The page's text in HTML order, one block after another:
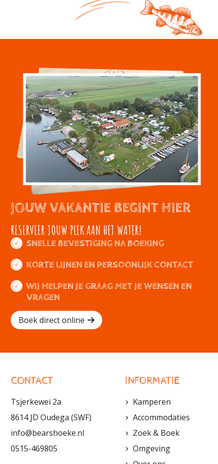
JOUW VAKANTIE BEGINT HIER
RESERVEER JOUW PLEK AAN HET WATER!
SNELLE BEVESTIGING NA BOEKING
KORTE LIJNEN EN PERSOONLIJK CONTACT
WIJ HELPEN JE GRAAG MET JE WENSEN EN
VRAGEN
Boek direct online
CONTACT
Tsjerkewei 2a
8614 JD Oudega (SWF)
info@bearshoeke.nl
0515-469805
INFORMATIE
Kamperen
Accommodaties
Zoek & Boek
Omgeving